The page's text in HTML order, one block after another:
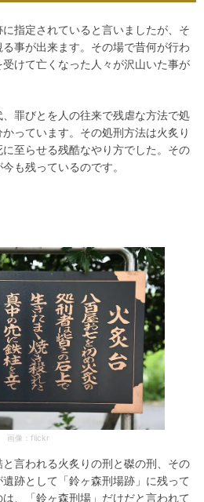
指定されていると言いましたが、そ
事が出来ます。その場で昔何が行わ
けて亡くなった人々が沢山いた事が
、罪びとを人の往来で残虐な方法で処
っています。その処刑方法は火炙り
至らせる残酷なやり方でした。その
も残っているのです。
画像：flickr
言われる火炙りの刑と磔の刑、その
跡として「鈴ヶ森刑場跡」に残って
、「鈴ヶ森刑場」だけだと言われて